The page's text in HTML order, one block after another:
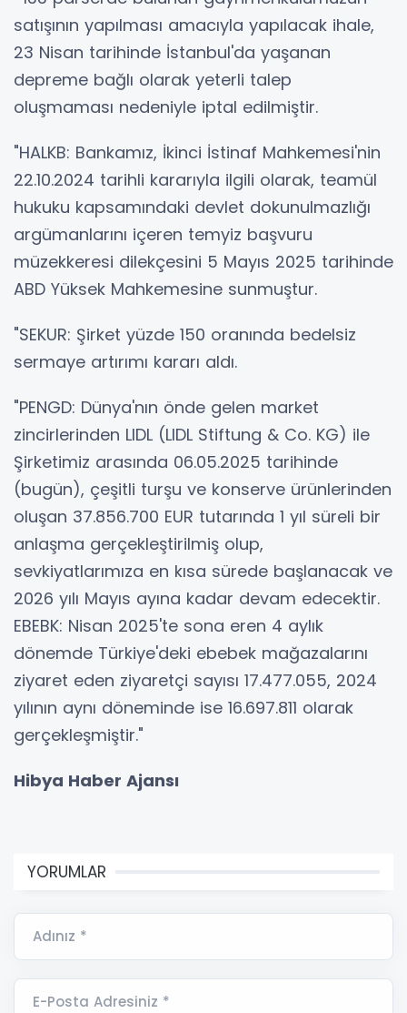
satışının yapılması amacıyla yapılacak ihale,
23 Nisan tarihinde İstanbul'da yaşanan
depreme bağlı olarak yeterli talep
oluşmaması nedeniyle iptal edilmiştir.
"HALKB: Bankamız, İkinci İstinaf Mahkemesi'nin
22.10.2024 tarihli kararıyla ilgili olarak, teamül
hukuku kapsamındaki devlet dokunulmazlığı
argümanlarını içeren temyiz başvuru
müzekkeresi dilekçesini 5 Mayıs 2025 tarihinde
ABD Yüksek Mahkemesine sunmuştur.
"SEKUR: Şirket yüzde 150 oranında bedelsiz
sermaye artırımı kararı aldı.
"PENGD: Dünya'nın önde gelen market
zincirlerinden LIDL (LIDL Stiftung & Co. KG) ile
Şirketimiz arasında 06.05.2025 tarihinde
(bugün), çeşitli turşu ve konserve ürünlerinden
oluşan 37.856.700 EUR tutarında 1 yıl süreli bir
anlaşma gerçekleştirilmiş olup,
sevkiyatlarımıza en kısa sürede başlanacak ve
2026 yılı Mayıs ayına kadar devam edecektir.
EBEBK: Nisan 2025'te sona eren 4 aylık
dönemde Türkiye'deki ebebek mağazalarını
ziyaret eden ziyaretçi sayısı 17.477.055, 2024
yılının aynı döneminde ise 16.697.811 olarak
gerçekleşmiştir."
Hibya Haber Ajansı
YORUMLAR
Adınız *
E-Posta Adresiniz *